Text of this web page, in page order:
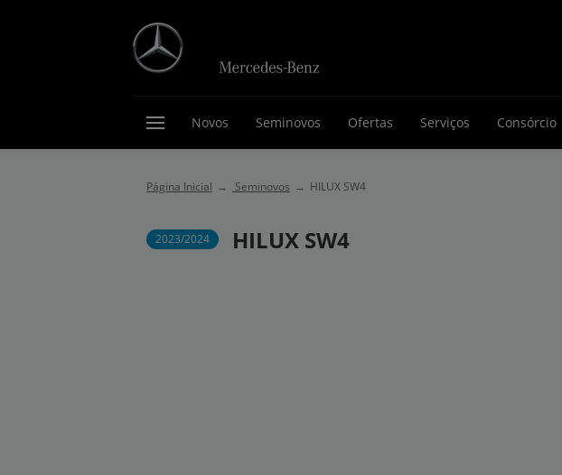
Novos Seminovos Ofertas Serviços Consórcio
Página Inicial Seminovos HILUX SW4
2023/2024 HILUX SW4